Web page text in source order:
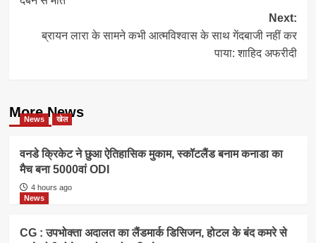
Next:
ब्रायन लारा के सामने कभी आत्मविश्वास के साथ गेंदबाजी नहीं कर
पाया: शाहिद अफरीदी
More News
News खेल
वनडे क्रिकेट ने छुआ ऐतिहासिक मुकाम, स्कॉटलैंड बनाम कनाडा का
मैच बना 5000वां ODI
4 hours ago
News
CG : उपभोक्ता अदालत का लैंडमार्क डिसिजन, होटल के बंद कमरे से